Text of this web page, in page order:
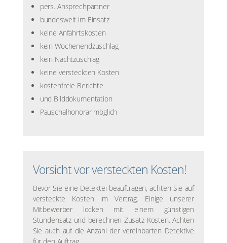
pers. Ansprechpartner
bundesweit im Einsatz
keine Anfahrtskosten
kein Wochenendzuschlag
kein Nachtzuschlag
keine versteckten Kosten
kostenfreie Berichte
und Bilddokumentation
Pauschalhonorar möglich
Vorsicht vor versteckten Kosten!
Bevor Sie eine Detektei beauftragen, achten Sie auf
versteckte Kosten im Vertrag. Einige unserer
Mitbewerber locken mit einem günstigen
Stundensatz und berechnen Zusatz-Kosten. Achten
Sie auch auf die Anzahl der vereinbarten Detektive